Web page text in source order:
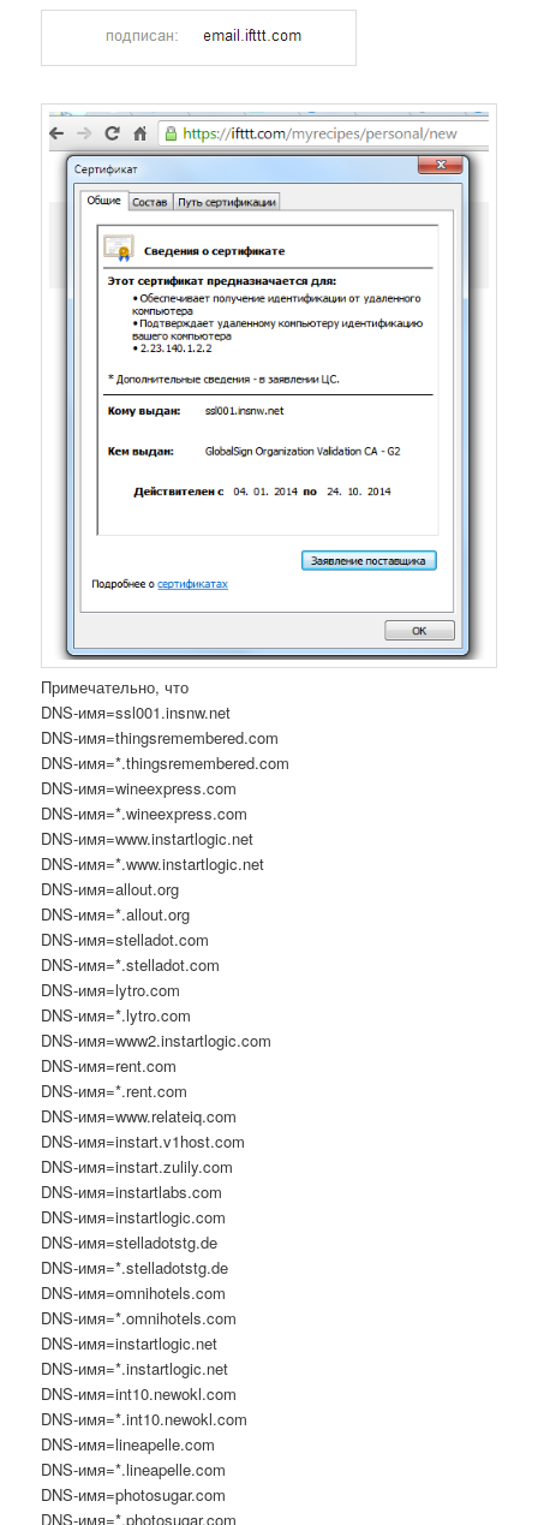
Примечательно, что
DNS-имя=ssl001.insnw.net
DNS-имя=thingsremembered.com
DNS-имя=*.thingsremembered.com
DNS-имя=wineexpress.com
DNS-имя=*.wineexpress.com
DNS-имя=www.instartlogic.net
DNS-имя=*.www.instartlogic.net
DNS-имя=allout.org
DNS-имя=*.allout.org
DNS-имя=stelladot.com
DNS-имя=*.stelladot.com
DNS-имя=lytro.com
DNS-имя=*.lytro.com
DNS-имя=www2.instartlogic.com
DNS-имя=rent.com
DNS-имя=*.rent.com
DNS-имя=www.relateiq.com
DNS-имя=instart.v1host.com
DNS-имя=instart.zulily.com
DNS-имя=instartlabs.com
DNS-имя=instartlogic.com
DNS-имя=stelladotstg.de
DNS-имя=*.stelladotstg.de
DNS-имя=omnihotels.com
DNS-имя=*.omnihotels.com
DNS-имя=instartlogic.net
DNS-имя=*.instartlogic.net
DNS-имя=int10.newokl.com
DNS-имя=*.int10.newokl.com
DNS-имя=lineapelle.com
DNS-имя=*.lineapelle.com
DNS-имя=photosugar.com
DNS-имя=*.photosugar.com